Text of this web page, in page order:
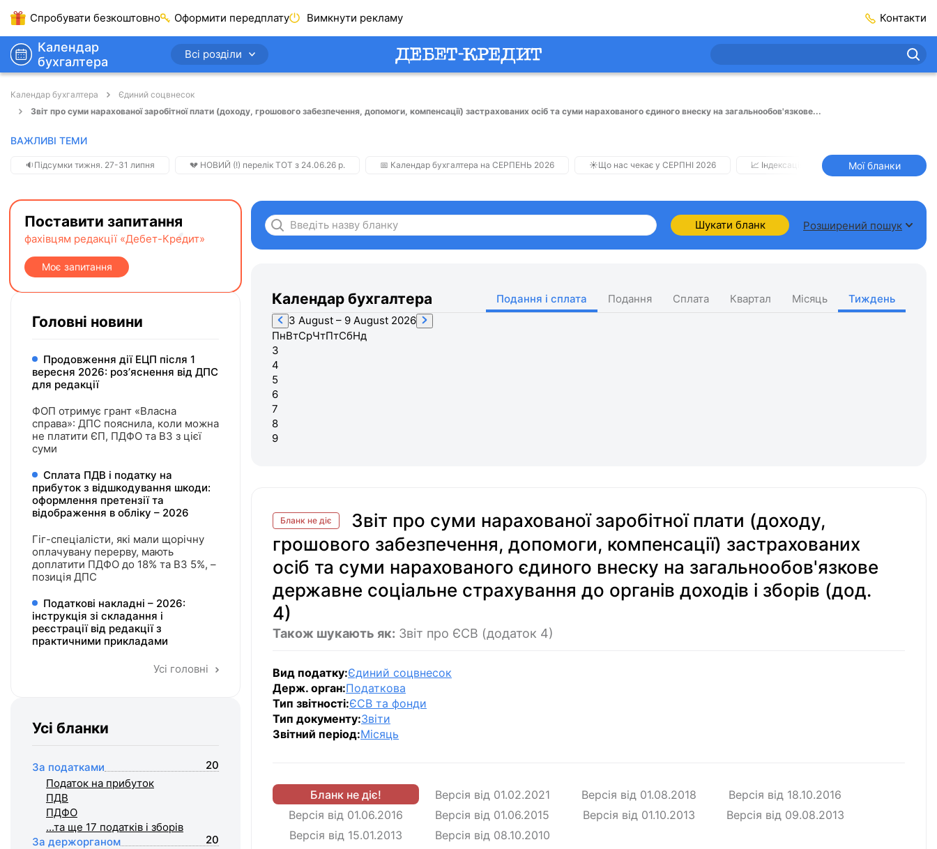
Спробувати безкоштовно Оформити передплату Вимкнути рекламу Контакти
Календар
бухгалтера
Всі розділи
Календар бухгалтера
Єдиний соцвнесок
Звіт про суми нарахованої заробітної плати (доходу, грошового забезпечення, допомоги, компенсації) застрахованих осіб та суми нарахованого єдиного внеску на загальнообов'язкове...
ВАЖЛИВІ ТЕМИ
🔉Підсумки тижня. 27-31 липня 💔 НОВИЙ (!) перелік ТОТ з 24.06.26 р. 📅 Календар бухгалтера на СЕРПЕНЬ 2026 ☀️Що нас чекає у СЕРПНІ 2026 📈 Індексація у СЕРПНІ 2️⃣0️⃣2️⃣7️⃣ Усі
Мої бланки
Шукати бланк Розширений пошук
Календар бухгалтера Подання і сплата Подання Сплата Квартал Місяць
Тиждень
3 August – 9 August 2026
Сьогодні
ПнВтСрЧтПтСбНд
3
4
5
6
7
8
9
Бланк не діє
Звіт про суми нарахованої заробітної плати (доходу,
грошового забезпечення, допомоги, компенсації) застрахованих
осіб та суми нарахованого єдиного внеску на загальнообов'язкове
державне соціальне страхування до органів доходів і зборів (дод.
4)
Також шукають як: Звіт про ЄСВ (додаток 4)
Вид податку:Єдиний соцвнесок
Держ. орган:Податкова
Тип звітності:ЄСВ та фонди
Тип документу:Звіти
Звітний період:Місяць
Бланк не діє! Версія від 01.02.2021 Версія від 01.08.2018 Версія від 18.10.2016
Версія від 01.06.2016 Версія від 01.06.2015 Версія від 01.10.2013 Версія від 09.08.2013
Версія від 15.01.2013 Версія від 08.10.2010
Поставити запитання
фахівцям редакції «Дебет-Кредит»
Моє запитання
Головні новини
Продовження дії ЕЦП після 1
вересня 2026: розʼяснення від ДПС
для редакції
ФОП отримує грант «Власна
справа»: ДПС пояснила, коли можна
не платити ЄП, ПДФО та ВЗ з цієї
суми
Сплата ПДВ і податку на
прибуток з відшкодування шкоди:
оформлення претензії та
відображення в обліку – 2026
Гіг-спеціалісти, які мали щорічну
оплачувану перерву, мають
доплатити ПДФО до 18% та ВЗ 5%, –
позиція ДПС
Податкові накладні – 2026:
інструкція зі складання і
реєстрації від редакції з
практичними прикладами
Усі головні
Усі бланки
За податками
20
Податок на прибуток
ПДВ
ПДФО
...та ще 17 податків і зборів
За держорганом
20